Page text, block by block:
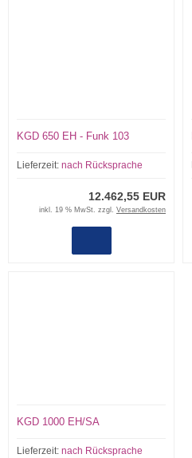
KGD 650 EH - Funk 103
Lieferzeit: nach Rücksprache
12.462,55 EUR
inkl. 19 % MwSt. zzgl. Versandkosten
KGD 1000 EH/SA
Lieferzeit: nach Rücksprache